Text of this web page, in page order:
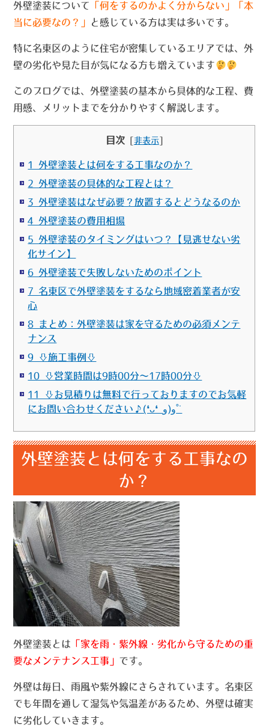
外壁塗装について
「何をするのかよく分からない」「本
当に必要なの？」
と感じている方は実は多いです。
特に名東区のように住宅が密集しているエリアでは、外
壁の劣化や見た目が気になる方も増えています
このブログでは、外壁塗装の基本から具体的な工程、費
用感、メリットまでを分かりやすく解説します。
目次 非表示]
1 外壁塗装とは何をする工事なのか？
2 外壁塗装の具体的な工程とは？
3 外壁塗装はなぜ必要？放置するとどうなるのか
4 外壁塗装の費用相場
5 外壁塗装のタイミングはいつ？【見逃せない劣
化サイン】
6 外壁塗装で失敗しないためのポイント
7 名東区で外壁塗装をするなら地域密着業者が安
心
8 まとめ：外壁塗装は家を守るための必須メンテ
ナンス
9 ⇩施工事例⇩
10 ⇩営業時間は9時00分～17時00分⇩
11 ⇩お見積りは無料で行っておりますのでお気軽
にお問い合わせください♪(❛ᴗ❛ و(و˚˙
外壁塗装とは何をする工事なの
か？
外壁塗装とは 「家を雨・紫外線・劣化から守るための重
要なメンテナンス工事」 です。
外壁は毎日、雨風や紫外線にさらされています。名東区
でも年間を通して湿気や気温差があるため、外壁は確実
に劣化していきます。